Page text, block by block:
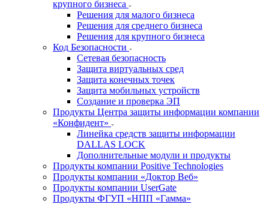
крупного бизнеса
Решения для малого бизнеса
Решения для среднего бизнеса
Решения для крупного бизнеса
Код Безопасности
Сетевая безопасность
Защита виртуальных сред
Защита конечных точек
Защита мобильных устройств
Создание и проверка ЭП
Продукты Центра защиты информации компании
«Конфидент»
Линейка средств защиты информации
DALLAS LOCK
Дополнительные модули и продукты
Продукты компании Positive Technologies
Продукты компании «Доктор Веб»
Продукты компании UserGate
Продукты ФГУП «НПП «Гамма»